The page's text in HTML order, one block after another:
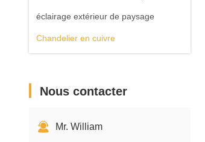
éclairage extérieur de paysage
Chandelier en cuivre
Nous contacter
Mr. William